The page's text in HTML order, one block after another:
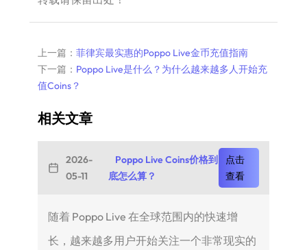
上一篇： 菲律宾最实惠的Poppo Live金币充值指南
下一篇： Poppo Live是什么？为什么越来越多人开始充
值Coins？
相关文章
2026-
05-11
Poppo Live Coins价格到
底怎么算？
点击
查看
随着 Poppo Live 在全球范围内的快速增
长，越来越多用户开始关注一个非常现实的